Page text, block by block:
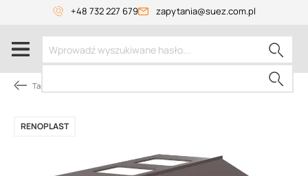
+48 732 227 679 zapytania@suez.com.pl
Tarasy i balkony
RENOPLAST